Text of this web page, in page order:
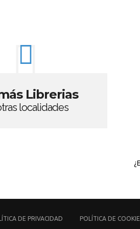
Librerias
localidades
DE PRIVACIDAD POLÍTICA DE